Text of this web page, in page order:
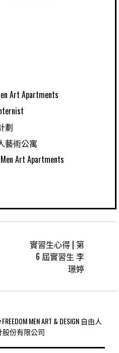
Art Apartments
劃
藝術公寓
Art Apartments
實習生心得 | 第
6 屆實習生 李
璟婷
MEN ART & DESIGN 自由人
份有限公司